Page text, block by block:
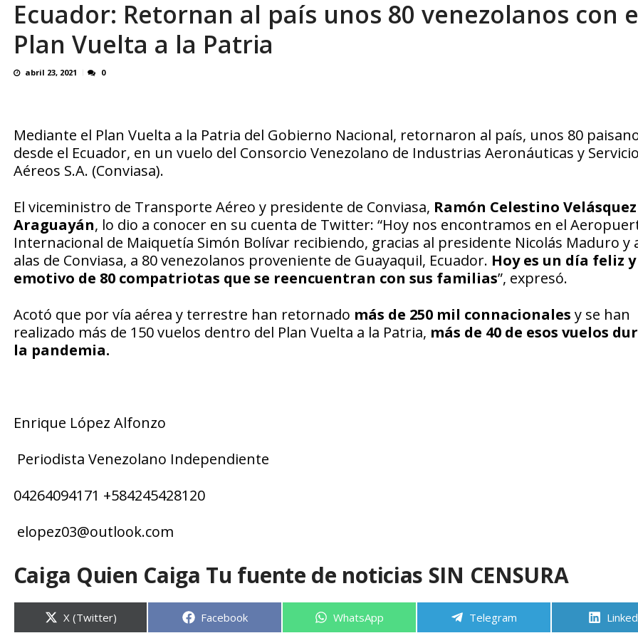
Familiares realizaron nueva vigilia en El Rodeo I por la libertad inmediata de l... AGOSTO 5, 2026
Ecuador: Retornan al país unos 80 venezolanos con
Plan Vuelta a la Patria
abril 23, 2021 0
Mediante el Plan Vuelta a la Patria del Gobierno Nacional, retornaron al país, unos 80
desde el Ecuador, en un vuelo del Consorcio Venezolano de Industrias Aeronáuticas y
Aéreos S.A. (Conviasa).
El viceministro de Transporte Aéreo y presidente de Conviasa, Ramón Celestino Velásquez
Araguayán, lo dio a conocer en su cuenta de Twitter: “Hoy nos encontramos en el
Internacional de Maiquetía Simón Bolívar recibiendo, gracias al presidente Nicolás Maduro y
alas de Conviasa, a 80 venezolanos proveniente de Guayaquil, Ecuador. Hoy es un día feliz y
emotivo de 80 compatriotas que se reencuentran con sus familias”, expresó.
Acotó que por vía aérea y terrestre han retornado más de 250 mil connacionales y se han
realizado más de 150 vuelos dentro del Plan Vuelta a la Patria, más de 40 de esos vuelos
la pandemia.
Enrique López Alfonzo
Periodista Venezolano Independiente
04264094171 +584245428120
elopez03@outlook.com
Caiga Quien Caiga Tu fuente de noticias SIN CENSURA
Compartir
en
X (Twitter) Compartir
Facebook Compartir
WhatsApp Compartir
Telegram